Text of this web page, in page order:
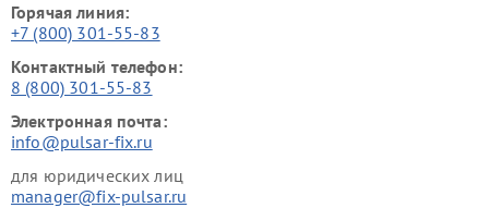
Горячая линия:
+7 (800) 301-55-83
Контактный телефон:
8 (800) 301-55-83
Электронная почта:
info@pulsar-fix.ru
для юридических лиц
manager@fix-pulsar.ru